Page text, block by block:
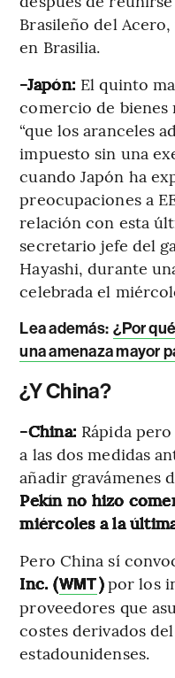
Brasileño del
en Brasilia.
-Japón: El quinto
comercio de
“que los aranceles
impuesto sin una
cuando Japón ha
preocupaciones a
relación con esta
secretario jefe del
Hayashi, durante
celebrada el
Lea además: ¿Por
una amenaza mayor
¿Y China?
-China: Rápida
a las dos medidas
añadir gravámenes
Pekín no hizo
miércoles a la
Pero China sí
Inc. (WMT)por los
proveedores que
costes derivados
estadounidenses.